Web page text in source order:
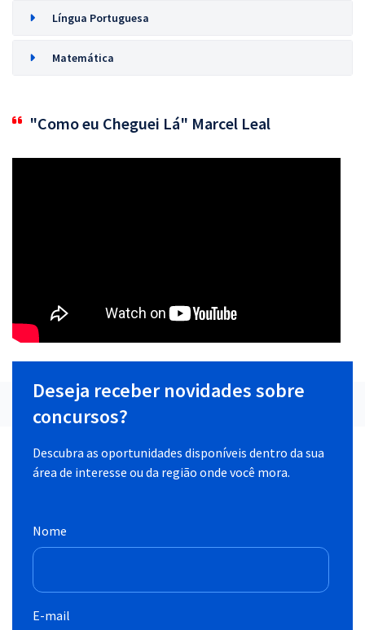
Língua Portuguesa
Matemática
"Como eu Cheguei Lá" Marcel Leal
Deseja receber novidades sobre
concursos?
Descubra as oportunidades disponíveis dentro da sua
área de interesse ou da região onde você mora.
Nome
E-mail